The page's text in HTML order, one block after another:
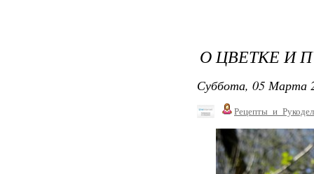
О ЦВЕТКЕ И
Суббота, 05 Марта